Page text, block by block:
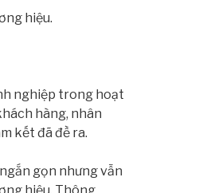
hiệu.
nghiệp trong hoạt
hàng, nhân
kết đã đề ra.
gọn nhưng vẫn